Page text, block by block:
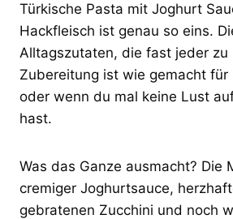
Türkische Pasta mit Joghurt
Hackfleisch ist genau so eins.
Alltagszutaten, die fast jeder zu
Zubereitung ist wie gemacht für
oder wenn du mal keine Lust
hast.
Was das Ganze ausmacht? Die
cremiger Joghurtsauce,
gebratenen Zucchini und noch